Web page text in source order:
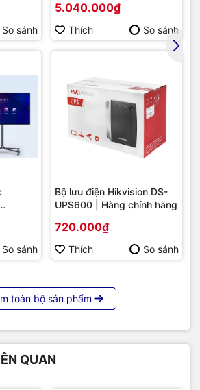
So sánh
5.040.000₫
Thích So sánh
|
So sánh
Bộ lưu điện Hikvision DS-
UPS600 | Hàng chính hãng
720.000₫
Thích So sánh
toàn bộ sản phẩm
QUAN